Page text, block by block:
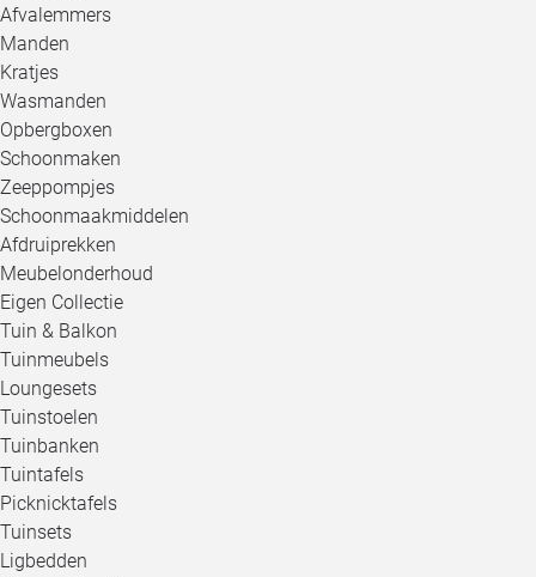
Afvalemmers
Manden
Kratjes
Wasmanden
Opbergboxen
Schoonmaken
Zeeppompjes
Schoonmaakmiddelen
Afdruiprekken
Meubelonderhoud
Eigen Collectie
Tuin & Balkon
Tuinmeubels
Loungesets
Tuinstoelen
Tuinbanken
Tuintafels
Picknicktafels
Tuinsets
Ligbedden